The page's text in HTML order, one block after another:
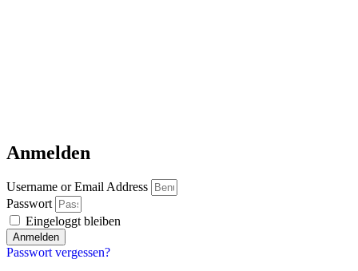
Anmelden
Username or Email Address
Passwort
Eingeloggt bleiben
Anmelden
Passwort vergessen?